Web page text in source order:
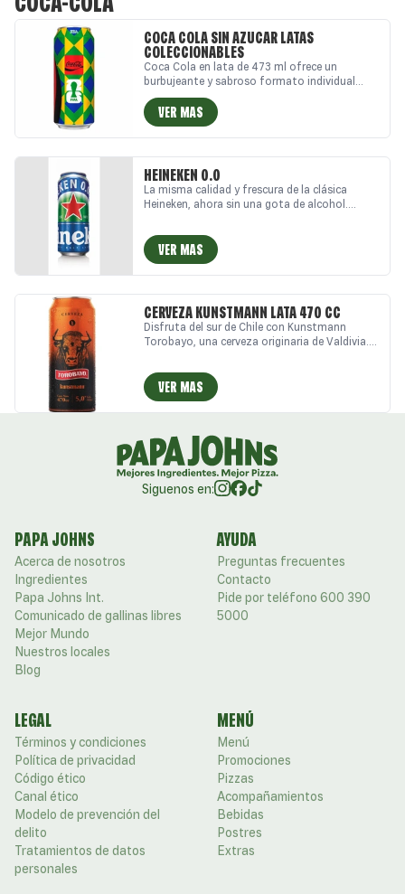
COCA COLA SIN AZÚCAR LATAS
COLECCIONABLES
Coca Cola en lata de 473 ml ofrece un
burbujeante y sabroso formato individual
práctico y estilizado.
VER MAS
HEINEKEN 0.0
La misma calidad y frescura de la clásica
Heineken, ahora sin una gota de alcohol.
elaborada con ingredientes 100% naturales y
doble fermentación, que ofrece un sabor
balanceado y refrescante
VER MAS
CERVEZA KUNSTMANN LATA 470 CC
Disfruta del sur de Chile con Kunstmann
Torobayo, una cerveza originaria de Valdivia.
malta rubia, malta caramelo, lúpulo y levadura
de fermentación alta, es la compañera ideal
para los amantes de la buena cerveza.
VER MAS
Siguenos en:
PAPA JOHNS
Acerca de nosotros
Ingredientes
Papa Johns Int.
Comunicado de gallinas libres
Mejor Mundo
Nuestros locales
Blog
AYUDA
Preguntas frecuentes
Contacto
Pide por teléfono 600 390
5000
LEGAL
Términos y condiciones
Política de privacidad
Código ético
Canal ético
Modelo de prevención del
delito
Tratamientos de datos
personales
MENÚ
Menú
Promociones
Pizzas
Acompañamientos
Bebidas
Postres
Extras